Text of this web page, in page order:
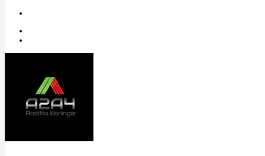
Sök bland artiklar
Sexkantsmutter M6M ISO 4032 A2 M33